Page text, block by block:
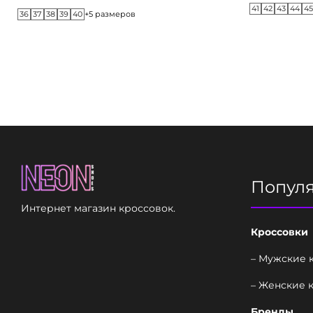
36 37 38 39 40 +5 размеров
41 42 43 44 45
Интернет магазин кроссовок.
Кроссовки
– Мужские
– Женские